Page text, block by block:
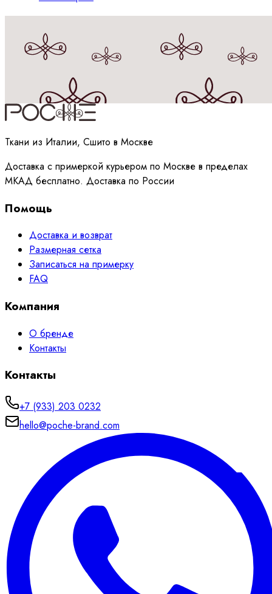
Принимаюполитикуобработки данных
Ткани из Италии, Сшито в Москве
Доставка с примеркой курьером по Москве в пределах
МКАД бесплатно. Доставка по России
Помощь
Доставка и возврат
Размерная сетка
Записаться на примерку
FAQ
Компания
О бренде
Контакты
Контакты
+7 (933) 203 0232
hello@poche-brand.com